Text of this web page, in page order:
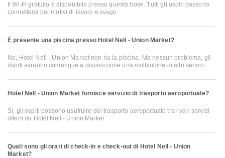
Il Wi-Fi gratuito è disponibile presso questo hotel. Tutti gli ospiti possono
connettersi per motivi di lavoro e svago.
È presente una piscina presso Hotel Nell - Union Market?
No, Hotel Nell - Union Market non ha la piscina. Ma nessun problema, gli
ospiti avranno comunque a disposizione una moltitudine di altri servizi.
Hotel Nell - Union Market fornisce servizio di trasporto aeroportuale?
Sì, gli ospiti possono usufruire del trasporto aeroportuale tra i vari servizi
offerti da Hotel Nell - Union Market
Quali sono gli orari di check-in e check-out di Hotel Nell - Union
Market?